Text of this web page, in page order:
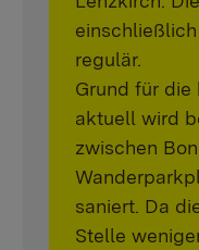
regulär.
Grund für die
aktuell wird
zwischen
saniert. Da
Stelle